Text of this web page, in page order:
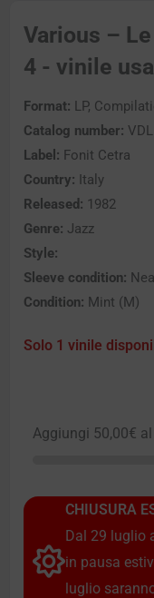
Various –
4 - vinile
Format: LP,
Catalog number:
Label: Fonit Cetra
Country: Italy
Released: 1982
Genre: Jazz
Style:
Sleeve condition:
Condition: Mint (M)
Solo 1 vinile
Aggiungi 50,00€
CHIUSURA
Dal 29 luglio
in pausa
luglio